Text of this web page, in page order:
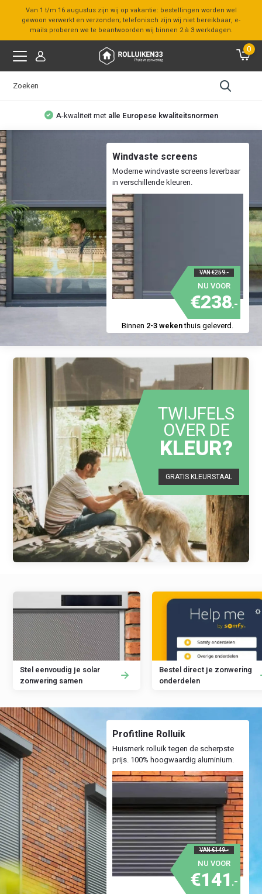
Van 1 t/m 16 augustus zijn wij op vakantie: bestellingen worden wel
gewoon verwerkt en verzonden; telefonisch zijn wij niet bereikbaar, e-
mails proberen we te beantwoorden wij binnen 2 à 3 werkdagen.
0
Bezoek onzeshowroom
Windvaste screens
Moderne windvaste screens leverbaar
in verschillende kleuren.
VAN €259.-
NU VOOR
€238.-
Binnen 2-3 wekenthuis geleverd.
TWIJFELS
OVER DE
KLEUR?
GRATIS KLEURSTAAL
Stel eenvoudig je solar
zonwering samen
Bestel direct je zonwering
onderdelen
Profitline Rolluik
Huismerk rolluik tegen de scherpste
prijs. 100% hoogwaardig aluminium.
VAN €149.-
NU VOOR
€141.-